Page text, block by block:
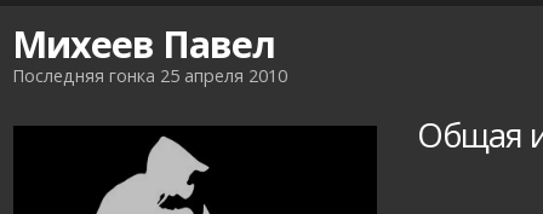
Михеев Павел
Последняя гонка 25 апреля 2010
Общая